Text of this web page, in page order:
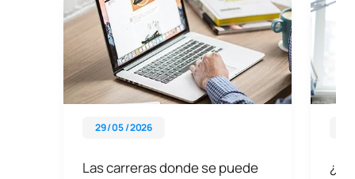
29 / 05 / 2026
Las carreras donde se puede